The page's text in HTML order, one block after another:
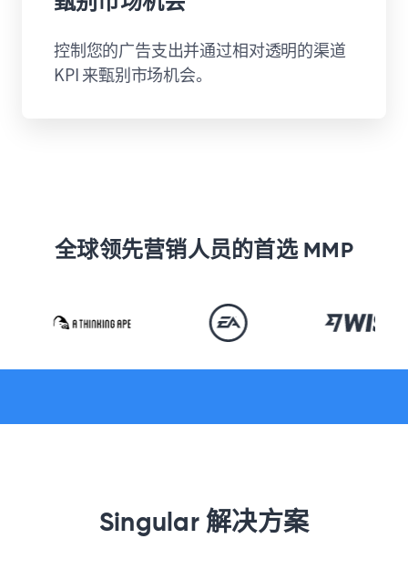
控制您的广告支出并通过相对透明的渠道
KPI 来甄别市场机会。
全球领先营销人员的首选 MMP
Singular 解决方案